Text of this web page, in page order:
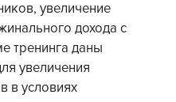
увеличение
дохода с
тренинга даны
увеличения
в условиях